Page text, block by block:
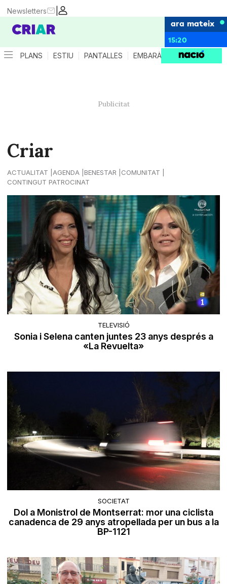
|
Newsletters
ara mateix
15:20
PLANS ESTIU PANTALLES EMBARÀS CRIANÇA
Criar
ACTUALITAT AGENDA BENESTAR
COMUNITAT
CONTINGUT PATROCINAT
TELEVISIÓ
Sonia i Selena canten juntes 23 anys després a
«La Revuelta»
SOCIETAT
Dol a Monistrol de Montserrat: mor una ciclista
canadenca de 29 anys atropellada per un bus a la
BP-1121